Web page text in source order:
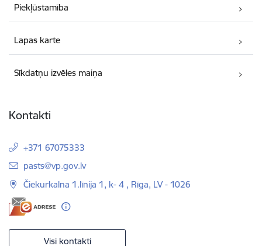
Piekļūstamība
Lapas karte
Sīkdatņu izvēles maiņa
Kontakti
+371 67075333
E-pasts:
pasts@vp.gov.lv
Čiekurkalna 1.līnija 1, k- 4 , Rīga, LV - 1026
Visi kontakti